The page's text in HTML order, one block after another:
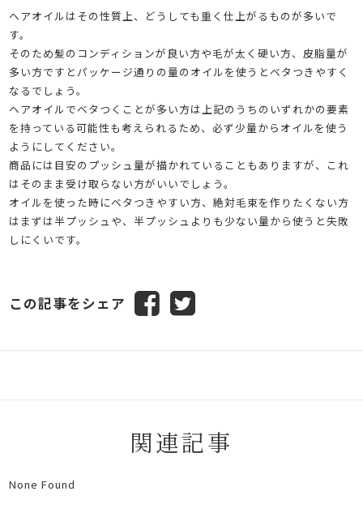
ヘアオイルはその性質上、どうしても重く仕上がるものが多いで
す。
そのため髪のコンディションが良い方や毛が太く硬い方、皮脂量が
多い方ですとパッケージ通りの量のオイルを使うとベタつきやすく
なるでしょう。
ヘアオイルでベタつくことが多い方は上記のうちのいずれかの要素
を持っている可能性も考えられるため、必ず少量からオイルを使う
ようにしてください。
商品には目安のプッシュ量が描かれていることもありますが、これ
はそのまま受け取らない方がいいでしょう。
オイルを使った時にベタつきやすい方、絶対毛束を作りたくない方
はまずは半プッシュや、半プッシュよりも少ない量から使うと失敗
しにくいです。
この記事をシェア
関連記事
None Found